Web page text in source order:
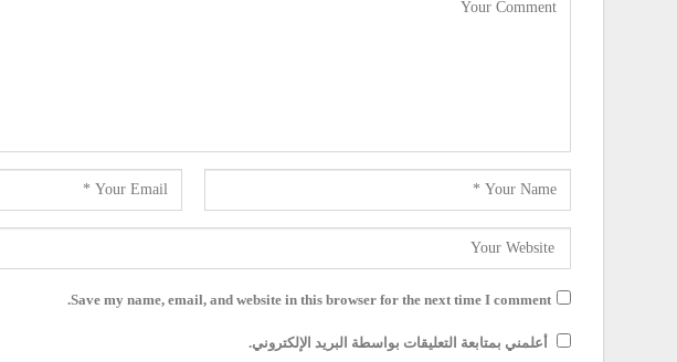
Save my name, email, and website in this browser for the next time I comment.
أعلمني بمتابعة التعليقات بواسطة البريد الإلكتروني.